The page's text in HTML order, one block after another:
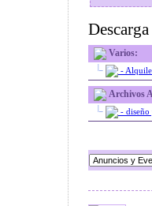
Varios:
-
Archivos
- diseño